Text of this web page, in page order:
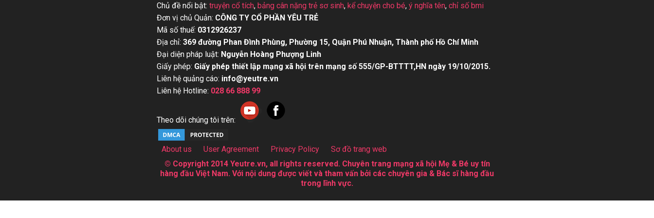
Chủ đề nổi bật: truyện cổ tích, bảng cân nặng trẻ sơ sinh, kể chuyện cho bé, ý nghĩa tên, chỉ số bmi
Đơn vị chủ Quản: CÔNG TY CỔ PHẦN YÊU TRẺ
Mã số thuế: 0312926237
Địa chỉ: 369 đường Phan Đình Phùng, Phường 15, Quận Phú Nhuận, Thành phố Hồ Chí Minh
Đại diện pháp luật: Nguyễn Hoàng Phượng Linh
Giấy phép: Giấy phép thiết lập mạng xã hội trên mạng số 555/GP-BTTTT,HN ngày 19/10/2015.
Liên hệ quảng cáo: info@yeutre.vn
Liên hệ Hotline: 028 66 888 99
Theo dõi chúng tôi trên:
About us User Agreement Privacy Policy
Sơ đồ trang web
© Copyright 2014 Yeutre.vn, all rights reserved. Chuyên trang mạng xã hội Mẹ & Bé uy tín
hàng đầu Việt Nam. Với nội dung được viết và tham vấn bởi các chuyên gia & Bác sĩ hàng đầu
trong lĩnh vực.